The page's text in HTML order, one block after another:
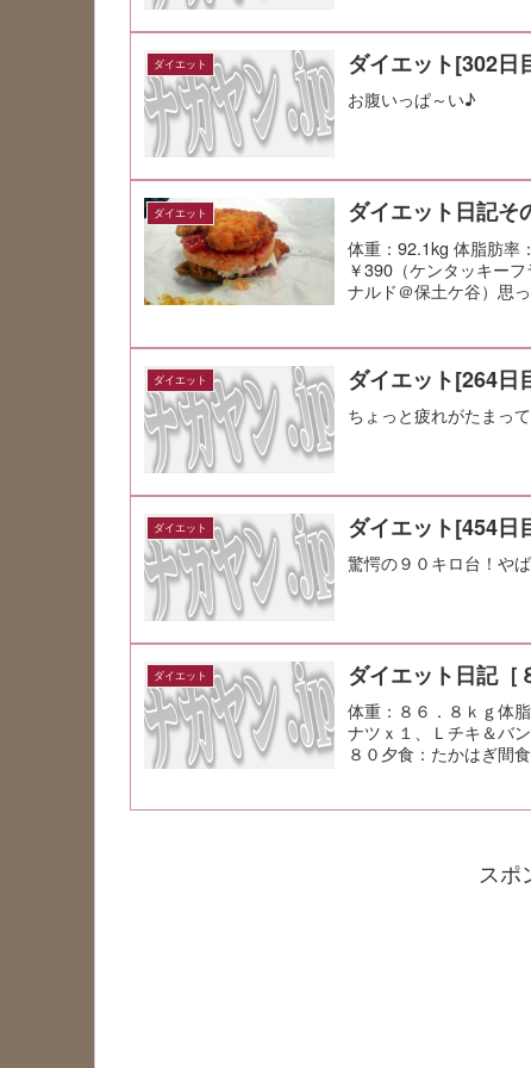
ダイエット ダイエット[302日
お腹いっぱ～い♪
ダイエット ダイエット日記そ
体重：92.1kg 体脂肪率
￥390（ケンタッキー
ナルド＠保土ケ谷）思
ダイエット ダイエット[264日
ちょっと疲れがたまって
ダイエット ダイエット[454日
驚愕の９０キロ台！や
ダイエット ダイエット日記［
体重：８６．８ｋｇ体
ナツｘ１、Ｌチキ＆バ
８０夕食：たかはぎ間
スポ